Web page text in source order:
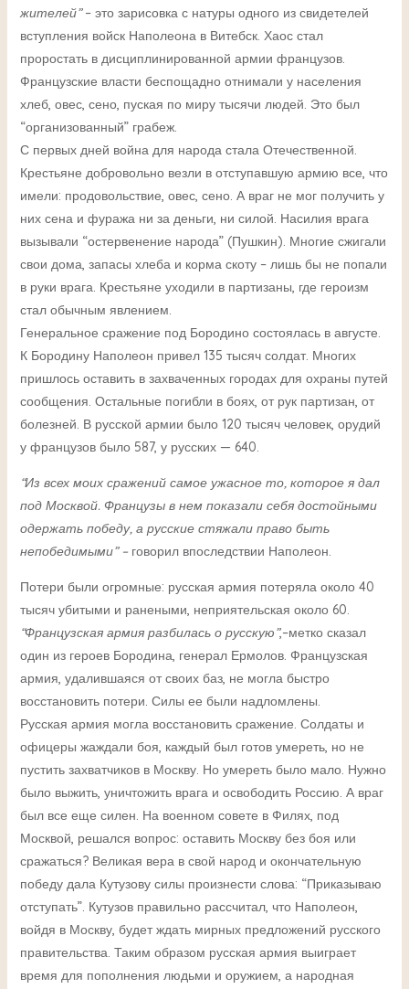
жителей”– это зарисовка с натуры одного из свидетелей
вступления войск Наполеона в Витебск. Хаос стал
проростать в дисциплинированной армии французов.
Французские власти беспощадно отнимали у населения
хлеб, овес, сено, пуская по миру тысячи людей. Это был
“организованный” грабеж.
С первых дней война для народа стала Отечественной.
Крестьяне добровольно везли в отступавшую армию все, что
имели: продовольствие, овес, сено. А враг не мог получить у
них сена и фуража ни за деньги, ни силой. Насилия врага
вызывали “остервенение народа” (Пушкин). Многие сжигали
свои дома, запасы хлеба и корма скоту – лишь бы не попали
в руки врага. Крестьяне уходили в партизаны, где героизм
стал обычным явлением.
Генеральное сражение под Бородино состоялась в августе.
К Бородину Наполеон привел 135 тысяч солдат. Многих
пришлось оставить в захваченных городах для охраны путей
сообщения. Остальные погибли в боях, от рук партизан, от
болезней. В русской армии было 120 тысяч человек, орудий
у французов было 587, у русских — 640.
“Из всех моих сражений самое ужасное то, которое я дал
под Москвой. Французы в нем показали себя достойными
одержать победу, а русские стяжали право быть
непобедимыми” – говорил впоследствии Наполеон.
Потери были огромные: русская армия потеряла около 40
тысяч убитыми и ранеными, неприятельская около 60.
“Французская армия разбилась о русскую”,–метко сказал
один из героев Бородина, генерал Ермолов. Французская
армия, удалившаяся от своих баз, не могла быстро
восстановить потери. Силы ее были надломлены.
Русская армия могла восстановить сражение. Солдаты и
офицеры жаждали боя, каждый был готов умереть, но не
пустить захватчиков в Москву. Но умереть было мало. Нужно
было выжить, уничтожить врага и освободить Россию. А враг
был все еще силен. На военном совете в Филях, под
Москвой, решался вопрос: оставить Москву без боя или
сражаться? Великая вера в свой народ и окончательную
победу дала Кутузову силы произнести слова: “Приказываю
отступать”. Кутузов правильно рассчитал, что Наполеон,
войдя в Москву, будет ждать мирных предложений русского
правительства. Таким образом русская армия выиграет
время для пополнения людьми и оружием, а народная